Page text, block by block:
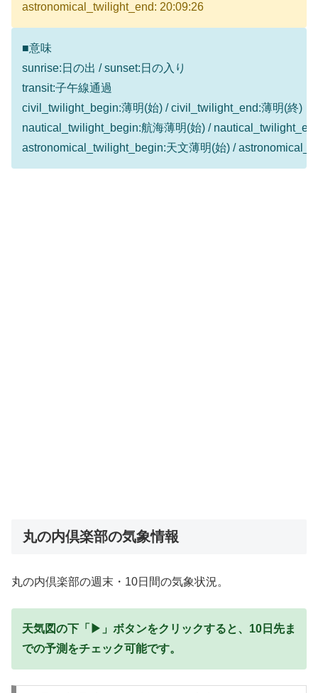
astronomical_twilight_end: 20:09:26
■意味
sunrise:日の出 / sunset:日の入り
transit:子午線通過
civil_twilight_begin:薄明(始) / civil_twilight_end:薄明(終)
nautical_twilight_begin:航海薄明(始) /
astronomical_twilight_begin:天文薄明(始) /
丸の内倶楽部の気象情報
丸の内倶楽部の週末・10日間の気象状況。
天気図の下「▶」ボタンをクリックすると、10日先ま
での予測をチェック可能です。